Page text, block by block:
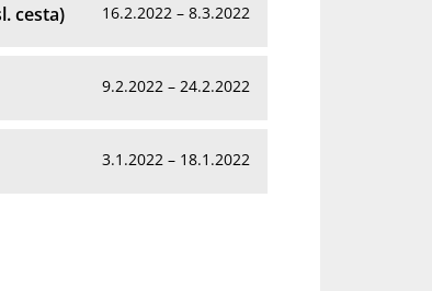
cesta) 16.2.2022 – 8.3.2022
9.2.2022 – 24.2.2022
3.1.2022 – 18.1.2022